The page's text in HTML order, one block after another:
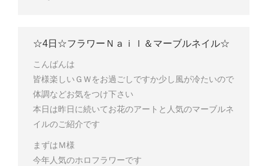
☆4日☆フラワーＮａｉｌ＆マーブルネイル☆
こんばんは
皆様楽しいＧＷをお過ごしですか少し風が冷たいので
体調などお気をつけ下さい
本日は昨日に続いてお花のアートと人気のマーブルネ
イルのご紹介です
まずはＭ様
今年人気のホロフラワーです